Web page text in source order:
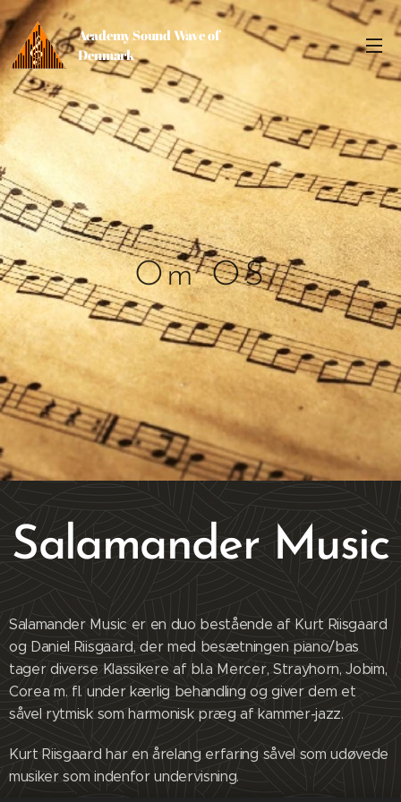
Academy Sound Wave of
Denmark
Om OS
Salamander Music
Salamander Music er en duo bestående af Kurt Riisgaard
og Daniel Riisgaard, der med besætningen piano/bas
tager diverse Klassikere af bl.a Mercer, Strayhorn, Jobim,
Corea m. fl. under kærlig behandling og giver dem et
såvel rytmisk som harmonisk præg af kammer-jazz.
Kurt Riisgaard har en årelang erfaring såvel som udøvede
musiker som indenfor undervisning.